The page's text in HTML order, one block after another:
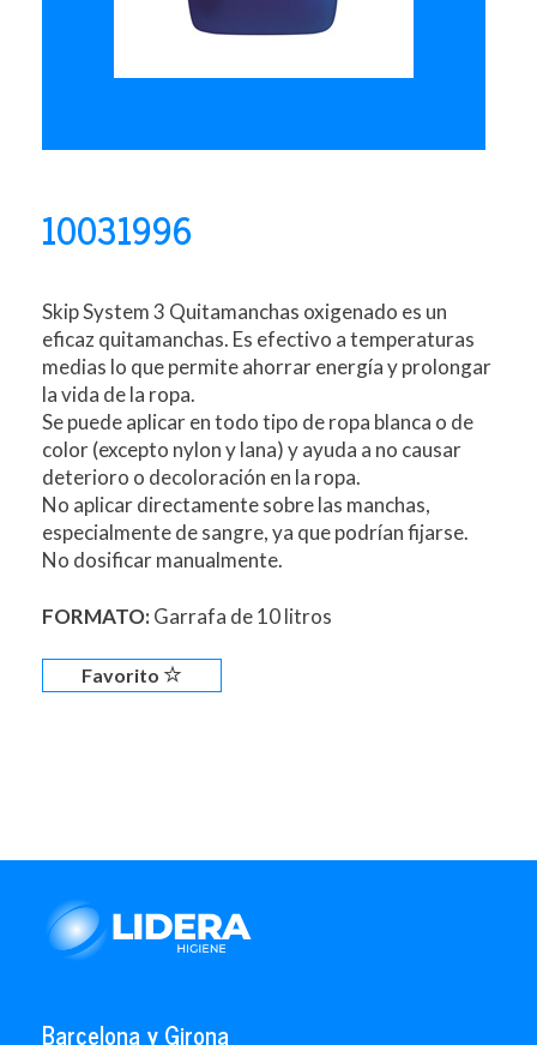
10031996
Skip System 3 Quitamanchas oxigenado es un
eficaz quitamanchas. Es efectivo a temperaturas
medias lo que permite ahorrar energía y prolongar
la vida de la ropa.
Se puede aplicar en todo tipo de ropa blanca o de
color (excepto nylon y lana) y ayuda a no causar
deterioro o decoloración en la ropa.
No aplicar directamente sobre las manchas,
especialmente de sangre, ya que podrían fijarse.
No dosificar manualmente.
FORMATO:Garrafa de 10 litros
Favorito
Barcelona y Girona